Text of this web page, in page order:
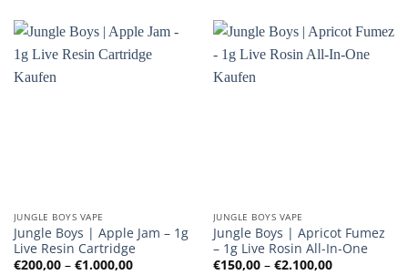
JUNGLE BOYS VAPE
Jungle Boys | Apple Jam – 1g
Live Resin Cartridge
€200,00 – €1.000,00Preisspanne:
JUNGLE BOYS VAPE
Jungle Boys | Apricot Fumez
– 1g Live Rosin All-In-One
€150,00 – €2.100,00